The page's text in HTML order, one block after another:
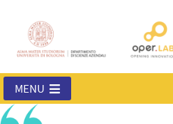
MENU